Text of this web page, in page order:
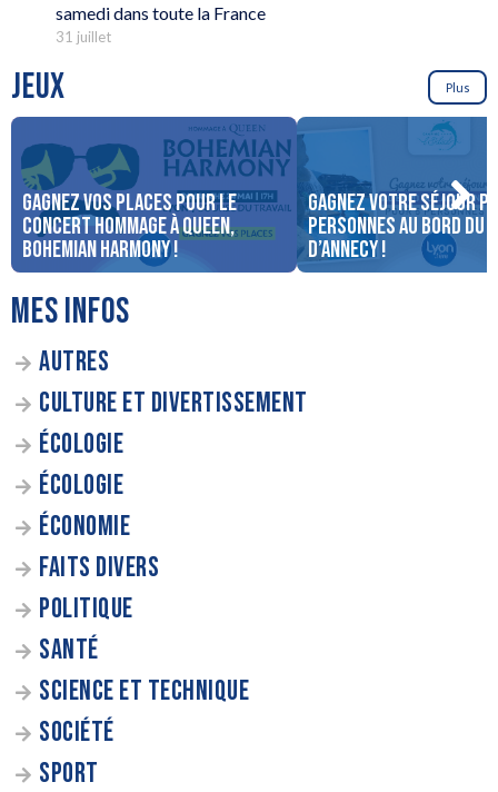
samedi dans toute la France
31 juillet
JEUX Plus
Gagnez vos places pour le
concert Hommage à Queen,
Bohemian Harmony !
Gagnez votre séjour
personnes au bord du
d’Annecy !
MES INFOS
AUTRES
CULTURE ET DIVERTISSEMENT
ÉCOLOGIE
ÉCOLOGIE
ÉCONOMIE
FAITS DIVERS
POLITIQUE
SANTÉ
SCIENCE ET TECHNIQUE
SOCIÉTÉ
SPORT